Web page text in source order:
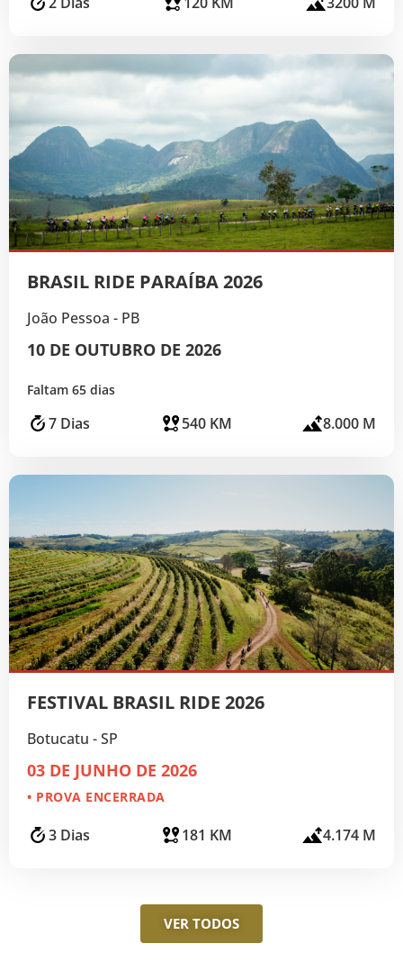
BRASIL RIDE PARAÍBA 2026
João Pessoa - PB
10 DE OUTUBRO DE 2026
Faltam 65 dias
7 Dias 540 KM 8.000 M
FESTIVAL BRASIL RIDE 2026
Botucatu - SP
03 DE JUNHO DE 2026
• PROVA ENCERRADA
3 Dias 181 KM 4.174 M
VER TODOS